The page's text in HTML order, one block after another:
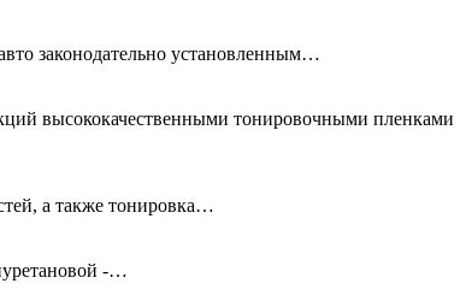
законодательно установленным…
высококачественными тонировочными пленками
а также тонировка…
-…